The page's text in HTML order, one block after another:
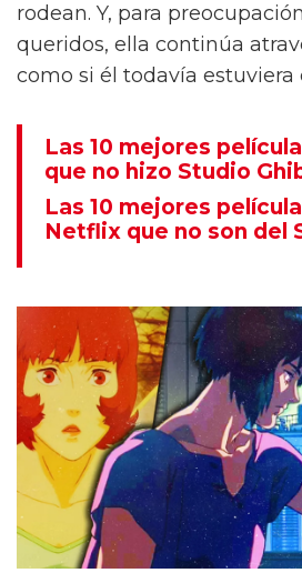
rodean. Y, para
queridos, ella continúa
como si él todavía estuviera
Las 10 mejores
que no hizo Studio
Las 10 mejores
Netflix que no son del